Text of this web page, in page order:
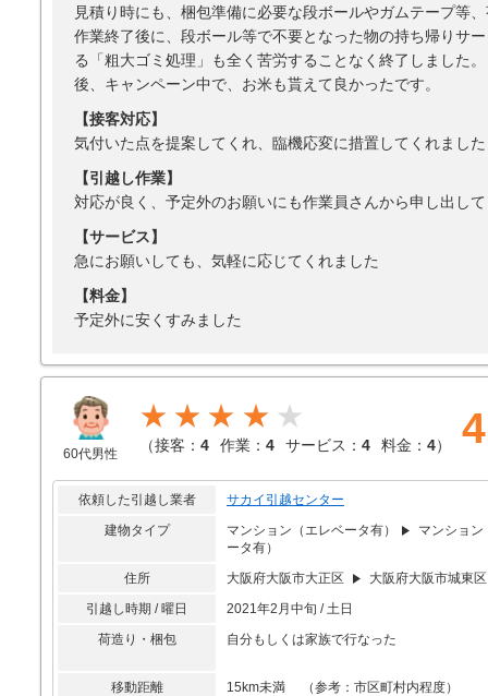
見積り時にも、梱包準備に必要な段ボールやガムテープ等
作業終了後に、段ボール等で不要となった物の持ち帰りサ
る「粗大ゴミ処理」も全く苦労することなく終了しました。
後、キャンペーン中で、お米も貰えて良かったです。
【接客対応】
気付いた点を提案してくれ、臨機応変に措置してくれました
【引越し作業】
対応が良く、予定外のお願いにも作業員さんから申し出し
【サービス】
急にお願いしても、気軽に応じてくれました
【料金】
予定外に安くすみました
60代男性
★★★★
（接客： 4 作業： 4 サービス： 4 料金： 4） 4
依頼した引越し業者
サカイ引越センター
建物タイプ
マンション（エレベータ有）
マンション
ータ有）
住所
大阪府大阪市大正区
大阪府大阪市城東区
引越し時期 / 曜日
2021年2月中旬 / 土日
荷造り・梱包
自分もしくは家族で行なった
移動距離 15km未満 （参考：市区町村内程度）